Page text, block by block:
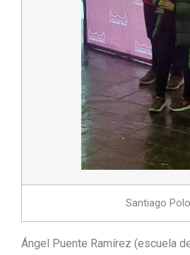
Santiago Polo
Ángel Puente Ramírez (escuela